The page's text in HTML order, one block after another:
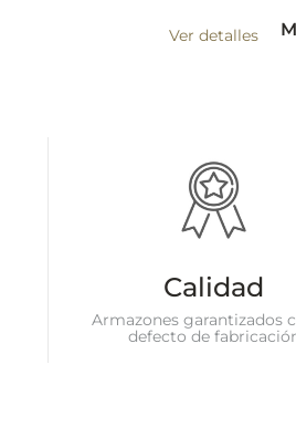
Ver detalles
Calidad
Armazones garantizados
defecto de